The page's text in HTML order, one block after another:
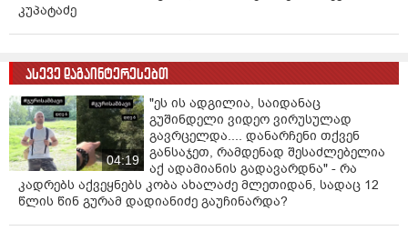
კუპატაძე
ასევე დაგაინტერესებთ
04:19
"ეს ის ადგილია, საიდანაც
გუშინდელი ვიდეო ვირუსულად
გავრცელდა.... დანარჩენი თქვენ
განსაჯეთ, რამდენად შესაძლებელია
აქ ადამიანის გადავარდნა" - რა
კადრებს აქვეყნებს კობა ახალაძე მლეთიდან, სადაც 12
წლის წინ გურამ დადიანიძე გაუჩინარდა?